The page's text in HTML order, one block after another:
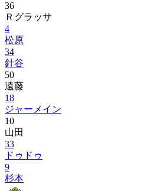
36
Ｒグラッサ
4
松原
34
針谷
50
遠藤
18
ジャーメイン
10
山田
33
ドゥドゥ
9
杉本